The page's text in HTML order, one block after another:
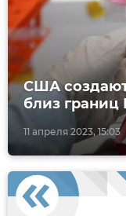
11 апреля 2023, 15:03
США
близ